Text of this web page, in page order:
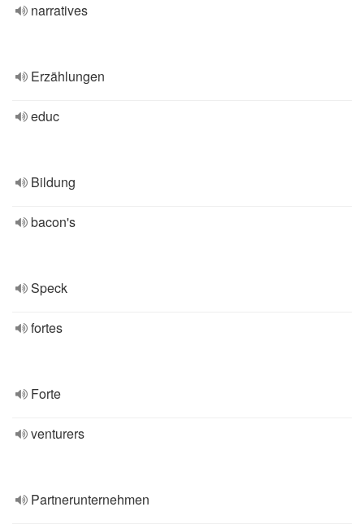
narratives
Erzählungen
educ
Bildung
bacon's
Speck
fortes
Forte
venturers
Partnerunternehmen